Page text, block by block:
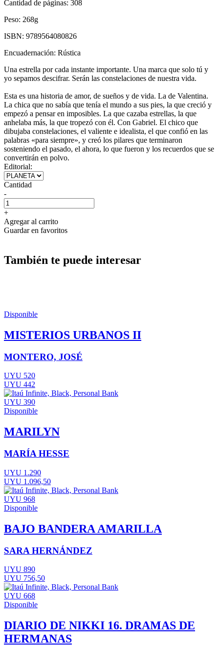
Cantidad de páginas: 308
Peso: 268g
ISBN: 9789564080826
Encuadernación: Rústica
Una estrella por cada instante importante. Una marca que solo tú y
yo sepamos descifrar. Serán las constelaciones de nuestra vida.
Esta es una historia de amor, de sueños y de vida. La de Valentina.
La chica que no sabía que tenía el mundo a sus pies, la que creció y
empezó a pensar en imposibles. La que cazaba estrellas, la que
anhelaba más, la que tropezó con él. Con Gabriel. El chico que
dibujaba constelaciones, el valiente e idealista, el que confió en las
palabras «para siempre», y creó los pilares que terminaron
sosteniendo el pasado, el ahora, lo que fueron y los recuerdos que se
convertirán en polvo.
Editorial:
Cantidad
-
+
Agregar al carrito
Guardar en favoritos
También te puede interesar
Disponible
MISTERIOS URBANOS II
MONTERO, JOSÉ
UYU 520
UYU 442
UYU 390
Disponible
MARILYN
MARÍA HESSE
UYU 1.290
UYU 1.096,50
UYU 968
Disponible
BAJO BANDERA AMARILLA
SARA HERNÁNDEZ
UYU 890
UYU 756,50
UYU 668
Disponible
DIARIO DE NIKKI 16. DRAMAS DE
HERMANAS